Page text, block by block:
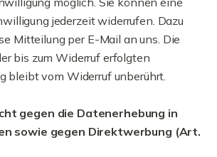
jederzeit widerrufen. Dazu
Mitteilung per E-Mail an uns. Die
bis zum Widerruf erfolgten
bleibt vom Widerruf unberührt.
gegen die Datenerhebung in
sowie gegen Direktwerbung (Art.